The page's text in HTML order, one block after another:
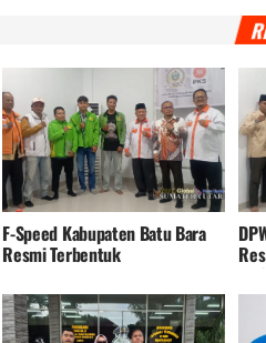
F-Speed Kabupaten Batu Bara
Resmi Terbentuk